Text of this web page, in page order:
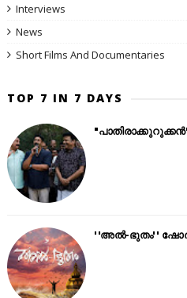
Interviews
News
Short Films And Documentaries
TOP 7 IN 7 DAYS
''അൽ-ഭുതം''